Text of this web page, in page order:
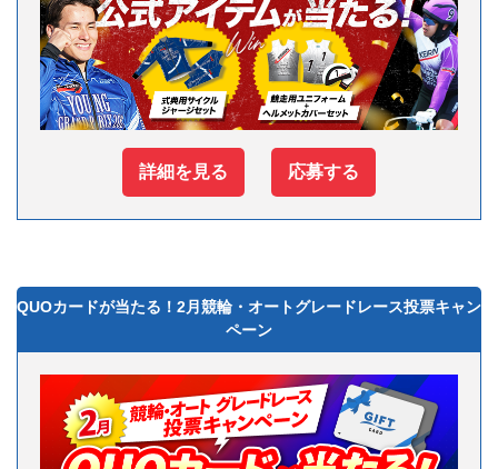
詳細を見る 応募する
QUOカードが当たる！2月競輪・オートグレードレース投票キャン
ペーン